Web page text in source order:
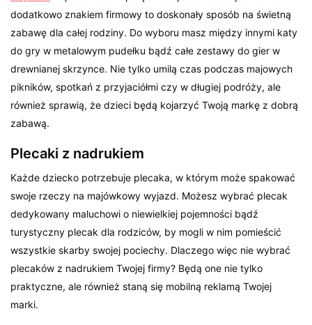
dodatkowo znakiem firmowy to doskonały sposób na świetną
zabawę dla całej rodziny. Do wyboru masz między innymi katy
do gry w metalowym pudełku bądź całe zestawy do gier w
drewnianej skrzynce. Nie tylko umilą czas podczas majowych
pikników, spotkań z przyjaciółmi czy w długiej podróży, ale
również sprawią, że dzieci będą kojarzyć Twoją markę z dobrą
zabawą.
Plecaki z nadrukiem
Każde dziecko potrzebuje plecaka, w którym może spakować
swoje rzeczy na majówkowy wyjazd. Możesz wybrać plecak
dedykowany maluchowi o niewielkiej pojemności bądź
turystyczny plecak dla rodziców, by mogli w nim pomieścić
wszystkie skarby swojej pociechy. Dlaczego więc nie wybrać
plecaków z nadrukiem Twojej firmy? Będą one nie tylko
praktyczne, ale również staną się mobilną reklamą Twojej
marki.